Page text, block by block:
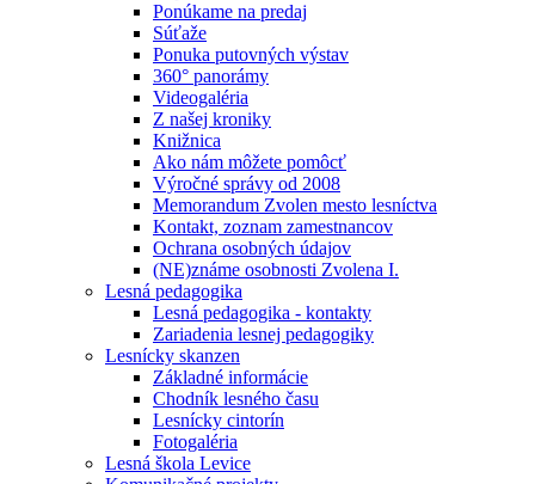
Ponúkame na predaj
Súťaže
Ponuka putovných výstav
360° panorámy
Videogaléria
Z našej kroniky
Knižnica
Ako nám môžete pomôcť
Výročné správy od 2008
Memorandum Zvolen mesto lesníctva
Kontakt, zoznam zamestnancov
Ochrana osobných údajov
(NE)známe osobnosti Zvolena I.
Lesná pedagogika
Lesná pedagogika - kontakty
Zariadenia lesnej pedagogiky
Lesnícky skanzen
Základné informácie
Chodník lesného času
Lesnícky cintorín
Fotogaléria
Lesná škola Levice